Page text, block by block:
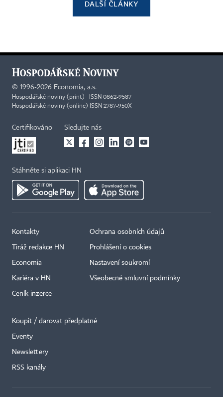
DALŠÍ ČLÁNKY
© 1996-2026 Economia, a.s.
Hospodářské noviny (print) ISSN 0862-9587
Hospodářské noviny (online) ISSN 2787-950X
Certifikováno Sledujte nás
Stáhněte si aplikaci HN
Kontakty
Tiráž redakce HN
Economia
Kariéra v HN
Ceník inzerce
Ochrana osobních údajů
Prohlášení o cookies
Nastavení soukromí
Všeobecné smluvní podmínky
Koupit / darovat předplatné
Eventy
Newslettery
RSS kanály